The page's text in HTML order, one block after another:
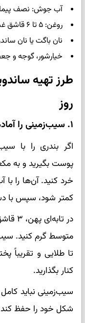
آب جوش: نصف
روغن: ۵ تا ۶ قاشق غذاخوری
نان باگت یا نان
خیارشور، گوجه و
طرز تهیه
روز
۱. سیب‌زمینی را آماده کنید
اگر بندری را با
پوست بگیرید و به
خرد کنید. آن‌ها را
کمتر شود، سپس با
در
تا طلایی و تقریباً
کنار بگذارید.
سیب‌زمینی نباید
شکل خود را حفظ